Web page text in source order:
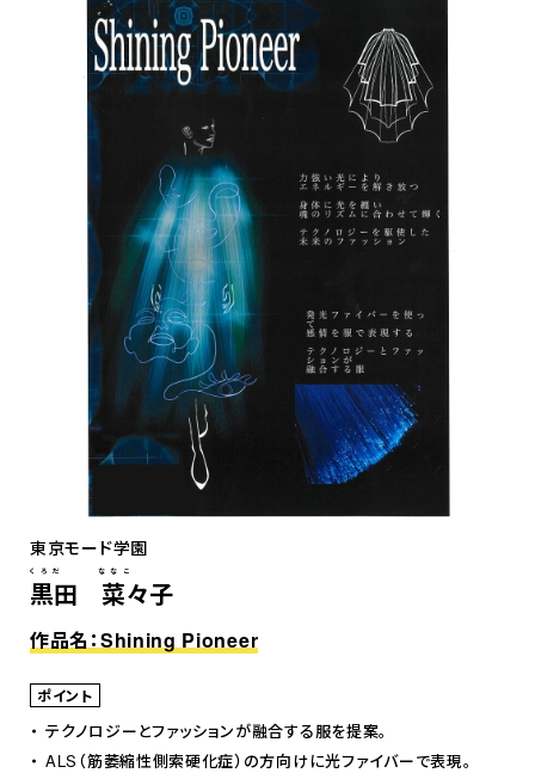
東京モード学園
黒田 菜々子
くろだ ななこ
作品名：Shining Pioneer
ポイント
テクノロジーとファッションが融合する服を提案。
ALS（筋萎縮性側索硬化症）の方向けに光ファイバーで表現。